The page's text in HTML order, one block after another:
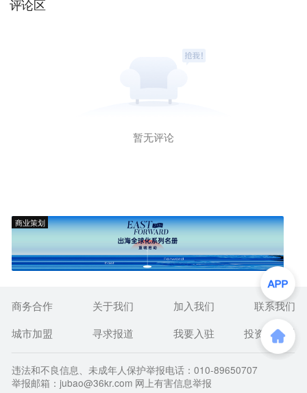
评论区
暂无评论
商业策划
商务合作 关于我们 加入我们
联系我们
城市加盟
寻求报道 我要入驻 投资者关系
违法和不良信息、未成年人保护举报电话：010-89650707
举报邮箱：jubao@36kr.com 网上有害信息举报